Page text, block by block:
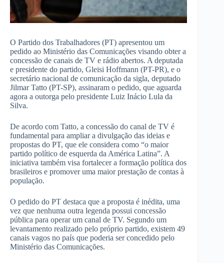
O Partido dos Trabalhadores (PT) apresentou um
pedido ao Ministério das Comunicações visando obter a
concessão de canais de TV e rádio abertos. A deputada
e presidente do partido, Gleisi Hoffmann (PT-PR), e o
secretário nacional de comunicação da sigla, deputado
Jilmar Tatto (PT-SP), assinaram o pedido, que aguarda
agora a outorga pelo presidente Luiz Inácio Lula da
Silva.
De acordo com Tatto, a concessão do canal de TV é
fundamental para ampliar a divulgação das ideias e
propostas do PT, que ele considera como “o maior
partido político de esquerda da América Latina”. A
iniciativa também visa fortalecer a formação política dos
brasileiros e promover uma maior prestação de contas à
população.
O pedido do PT destaca que a proposta é inédita, uma
vez que nenhuma outra legenda possui concessão
pública para operar um canal de TV. Segundo um
levantamento realizado pelo próprio partido, existem 49
canais vagos no país que poderia ser concedido pelo
Ministério das Comunicações.